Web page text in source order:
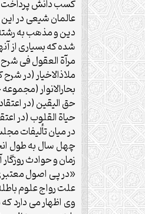
كسب دانش پرداخت و
عالمان شيعى در
دين و مذهب به رشته
شده كه بسيارى از
مرآة العقول فى
ملاذالاخيار (در
بحارالانوار
حق اليقين (در
حياة القلوب (در
در ميان تأليفات
چهل سال به طول
زمان و حوادث
«در پى اصول
علت رواج علوم
وى اظهار مى دارد